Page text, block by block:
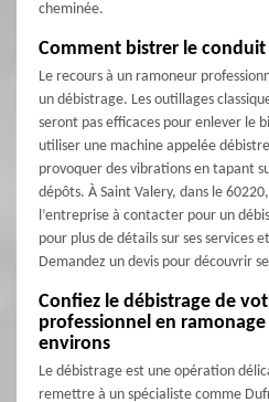
cheminée.
Comment bistrer le conduit
Le recours à un ramoneur
un débistrage. Les outillages
seront pas efficaces pour enlever le
utiliser une machine appelée
provoquer des vibrations en tapant
dépôts. À Saint Valery, dans le
l’entreprise à contacter pour un
pour plus de détails sur ses services
Demandez un devis pour découvrir
Confiez le débistrage de
professionnel en ramonage
environs
Le débistrage est une opération
remettre à un spécialiste comme